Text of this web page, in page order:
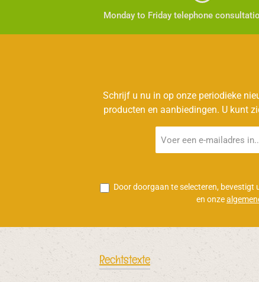
Monday to Friday telephone
Schrijf u nu in op onze periodieke
producten en aanbiedingen. U kunt
mailadres
Door doorgaan te selecteren, bevestigt
en onze
Rechtstexte